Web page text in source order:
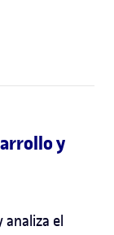
y
analiza el